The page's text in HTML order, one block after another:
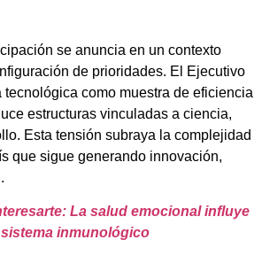
se anuncia en un contexto
de prioridades. El Ejecutivo
como muestra de eficiencia
estructuras vinculadas a ciencia,
Esta tensión subraya la complejidad
que sigue generando innovación,
La salud emocional influye
inmunológico